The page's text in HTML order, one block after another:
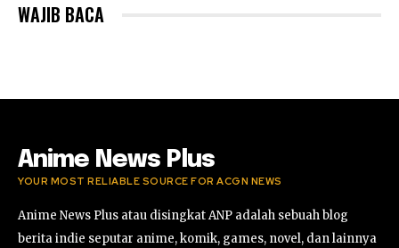
WAJIB BACA
Anime News Plus
YOUR MOST RELIABLE SOURCE FOR ACGN NEWS
Anime News Plus atau disingkat ANP adalah sebuah blog
berita indie seputar anime, komik, games, novel, dan lainnya